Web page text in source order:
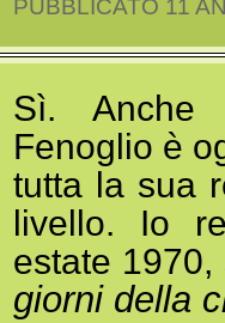
PUBBLICATO 11
Sì. Anche
Fenoglio è
tutta la sua
livello. Io
estate
giorni della